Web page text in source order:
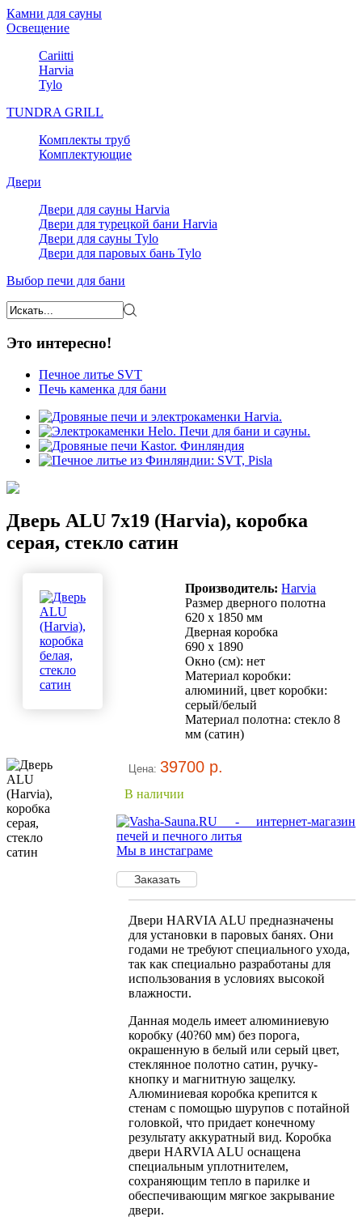
Камни для сауны
Освещение
Cariitti
Harvia
Tylo
TUNDRA GRILL
Комплекты труб
Комплектующие
Двери
Двери для сауны Harvia
Двери для турецкой бани Harvia
Двери для сауны Tylo
Двери для паровых бань Tylo
Выбор печи для бани
Это интересно!
Печное литье SVT
Печь каменка для бани
Дверь ALU 7x19 (Harvia), коробка
серая, стекло сатин
Производитель:Harvia
Размер дверного полотна
620 x 1850 мм
Дверная коробка
690 x 1890
Окно (см): нет
Материал коробки:
алюминий, цвет коробки:
серый/белый
Материал полотна: стекло 8
мм (сатин)
Цена: 39700 р.
В наличии
Мы в инстаграме
Двери HARVIA ALU предназначены
для установки в паровых банях. Они
годами не требуют специального ухода,
так как специально разработаны для
использования в условиях высокой
влажности.
Данная модель имеет алюминиевую
коробку (40?60 мм) без порога,
окрашенную в белый или серый цвет,
стеклянное полотно сатин, ручку-
кнопку и магнитную защелку.
Алюминиевая коробка крепится к
стенам с помощью шурупов с потайной
головкой, что придает конечному
результату аккуратный вид. Коробка
двери HARVIA ALU оснащена
специальным уплотнителем,
сохраняющим тепло в парилке и
обеспечивающим мягкое закрывание
двери.